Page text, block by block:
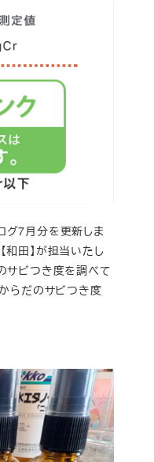
グ7月分を更新しま
和田】が担当いたし
サビつき度を調べて
らだのサビつき度